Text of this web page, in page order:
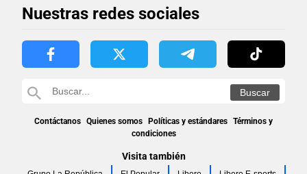
Nuestras redes sociales
Contáctanos Quienes somos Políticas y estándares Términos y
condiciones
Visita también